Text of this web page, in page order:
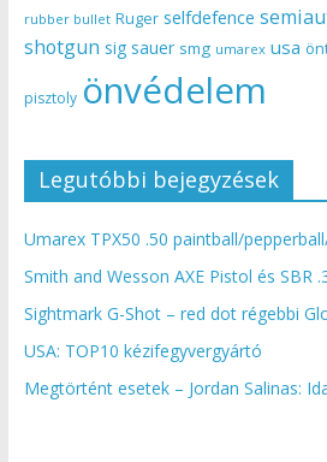
rubber bullet Ruger selfdefence
shotgun sig sauer smg umarex usa
pisztoly önvédelem
Legutóbbi bejegyzések
Umarex TPX50 .50 paintball/
Smith and Wesson AXE Pistol és SBR
Sightmark G-Shot – red dot régebbi
USA: TOP10 kézifegyvergyártó
Megtörtént esetek – Jordan Salinas: